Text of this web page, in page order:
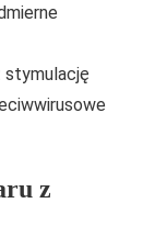
stymulację
z